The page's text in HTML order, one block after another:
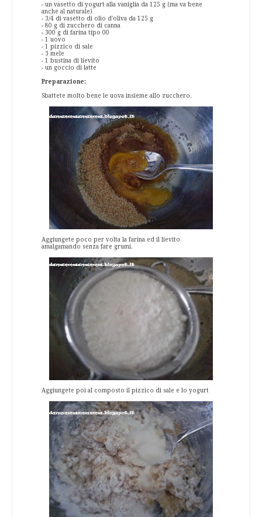
- un vasetto di yogurt alla vaniglia da 125 g (ma va bene
anche al naturale)
- 3/4 di vasetto di olio d'oliva da 125 g
- 80 g di zucchero di canna
- 300 g di farina tipo 00
- 1 uovo
- 1 pizzico di sale
- 3 mele
- 1 bustina di lievito
- un goccio di latte
Preparazione:
Sbattete molto bene le uova insieme allo zucchero.
Aggiungete poco per volta la farina ed il lievito
amalgamando senza fare grumi.
Aggiungete poi al composto il pizzico di sale e lo yogurt